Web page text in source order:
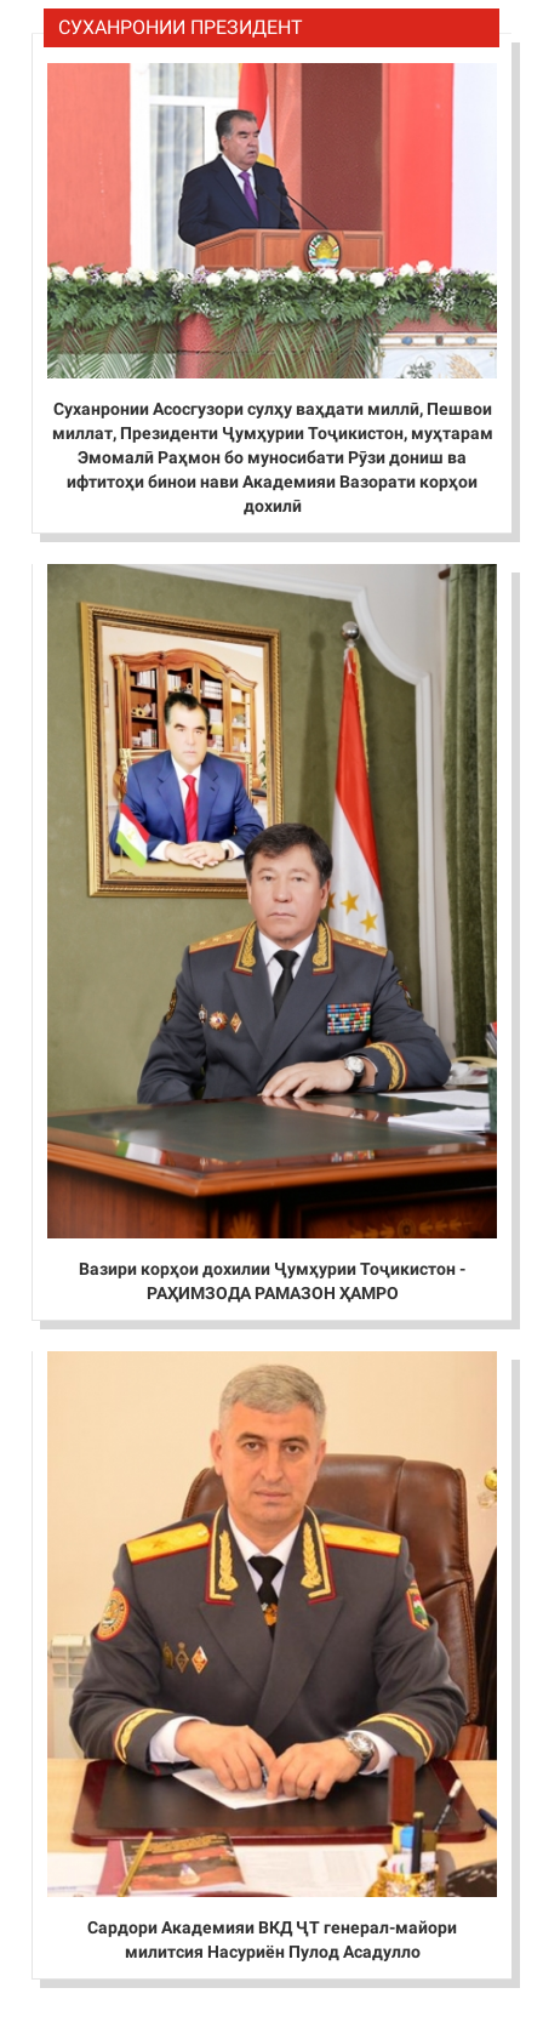
СУХАНРОНИИ ПРЕЗИДЕНТ
Суханронии Асосгузори сулҳу ваҳдати миллӣ, Пешвои
миллат, Президенти Ҷумҳурии Тоҷикистон, муҳтарам
Эмомалӣ Раҳмон бо муносибати Рӯзи дониш ва
ифтитоҳи бинои нави Академияи Вазорати корҳои
дохилӣ
Вазири корҳои дохилии Ҷумҳурии Тоҷикистон -
РАҲИМЗОДА РАМАЗОН ҲАМРО
Сардори Академияи ВКД ҶТ генерал-майори
милитсия Насуриён Пулод Асадулло